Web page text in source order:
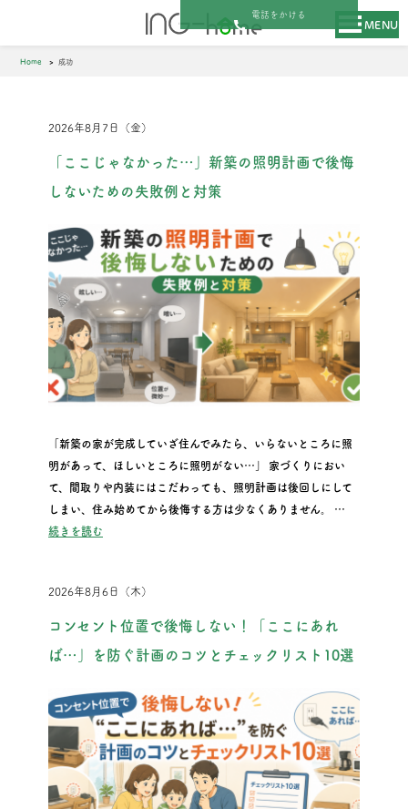
MENU
Home 成功
2026年8月7日（金）
「ここじゃなかった…」新築の照明計画で後悔
しないための失敗例と対策
「新築の家が完成していざ住んでみたら、いらないところに照
明があって、ほしいところに照明がない…」 家づくりにおい
て、間取りや内装にはこだわっても、照明計画は後回しにして
しまい、住み始めてから後悔する方は少なくありません。 …
続きを読む“「ここじゃなかった…」新築の照明計画で後悔しないための
2026年8月6日（木）
コンセント位置で後悔しない！「ここにあれ
ば…」を防ぐ計画のコツとチェックリスト10選
電話をかける